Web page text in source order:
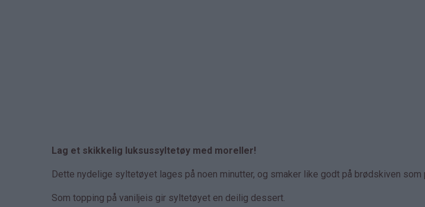
Lag et skikkelig luksussyltetøy med moreller!
Dette nydelige syltetøyet lages på noen minutter, og smaker like godt på brødskiven som
Som topping på vaniljeis gir syltetøyet en deilig dessert.